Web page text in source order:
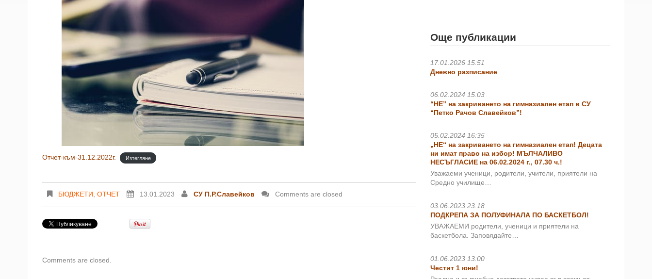
Отчет-към-31.12.2022г. Изтегляне
БЮДЖЕТИ, ОТЧЕТ 13.01.2023 СУ П.Р.Славейков Comments are closed
Comments are closed.
Още публикации
17.01.2026 15:51
Дневно разписание
06.02.2024 15:03
“НЕ” на закриването на гимназиален етап в СУ
“Петко Рачов Славейков”!
05.02.2024 16:35
„НЕ“ на закриването на гимназиален етап! Децата
ни имат право на избор! МЪЛЧАЛИВО
НЕСЪГЛАСИЕ на 06.02.2024 г., 07.30 ч.!
Уважаеми ученици, родители, учители, приятели на
Средно училище…
03.06.2023 23:18
ПОДКРЕПА ЗА ПОЛУФИНАЛА ПО БАСКЕТБОЛ!
УВАЖАЕМИ родители, ученици и приятели на
баскетбола. Заповядайте…
01.06.2023 13:00
Честит 1 юни!